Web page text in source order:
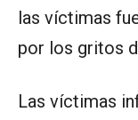
las víctimas
por los gritos
Las víctimas